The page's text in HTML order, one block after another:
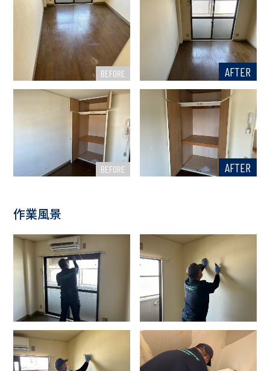
BEFORE AFTER
BEFORE AFTER
作業風景